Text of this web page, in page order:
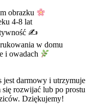
obrazku
4-8 lat
✍️
w domu
i owadach
jest darmowy i utrzymuje
rozwijać lub po prostu
Dziękujemy!